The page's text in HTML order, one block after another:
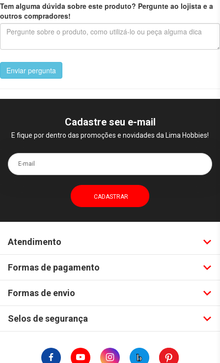
Tem alguma dúvida sobre este produto? Pergunte ao lojista e a
outros compradores!
Enviar pergunta
Cadastre seu e-mail
E fique por dentro das promoções e novidades da Lima Hobbies!
E-mail
Atendimento
Formas de pagamento
Formas de envio
Selos de segurança